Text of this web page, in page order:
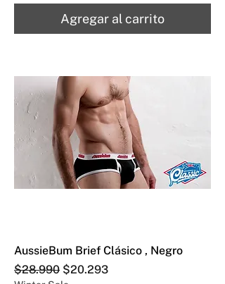
Agregar al carrito
AussieBum Brief Clásico , Negro
Precio
$28.990 Precio de oferta
$20.293